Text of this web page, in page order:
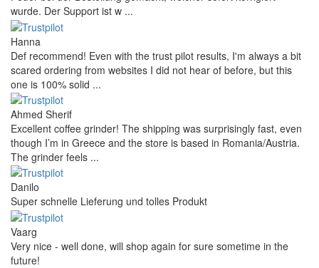
wurde. Der Support ist w ...
Hanna
Def recommend! Even with the trust pilot results, I'm always a bit
scared ordering from websites I did not hear of before, but this
one is 100% solid ...
Ahmed Sherif
Excellent coffee grinder! The shipping was surprisingly fast, even
though I’m in Greece and the store is based in Romania/Austria.
The grinder feels ...
Danilo
Super schnelle Lieferung und tolles Produkt
Vaarg
Very nice - well done, will shop again for sure sometime in the
future!